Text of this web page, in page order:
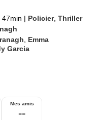
47min | Policier,Thriller
Emma
Garcia
Mes amis
--